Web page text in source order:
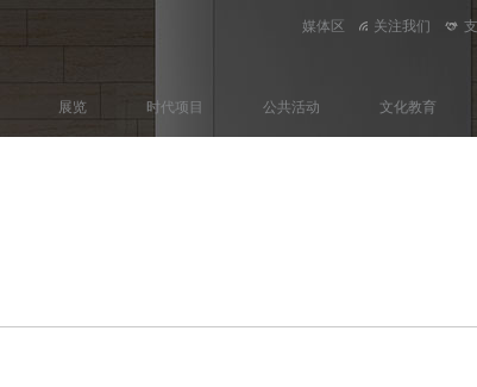
媒体区 关注我们
展览 时代项目 公共活动 文化教育